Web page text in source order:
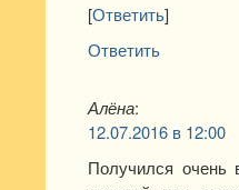
[Ответить]
Ответить
Алёна:
12.07.2016 в 12:00
Получился очень